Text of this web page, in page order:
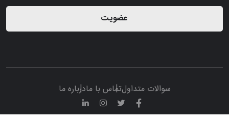
عضویت
سوالات متداولتماس با مادرباره ما